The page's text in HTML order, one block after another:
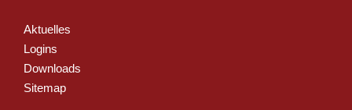
Aktuelles
Logins
Downloads
Sitemap